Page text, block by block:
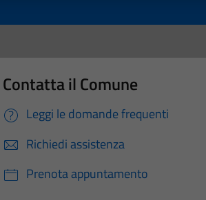
Contatta il Comune
Leggi le domande frequenti
Richiedi assistenza
Prenota appuntamento